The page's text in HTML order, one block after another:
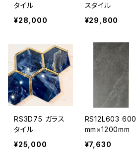
タイル
¥28,000
スタイル
¥29,800
RS3D75 ガラス
タイル
¥25,000
RS12L603 600
mm×1200mm
¥7,630